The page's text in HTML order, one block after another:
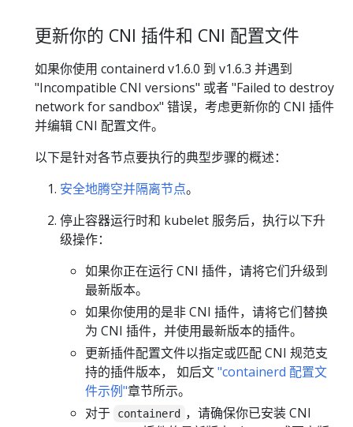
更新你的 CNI 插件和 CNI 配置文件
如果你使用 containerd v1.6.0 到 v1.6.3 并遇到
"Incompatible CNI versions" 或者 "Failed to destroy
network for sandbox" 错误，考虑更新你的 CNI 插件
并编辑 CNI 配置文件。
以下是针对各节点要执行的典型步骤的概述：
安全地腾空并隔离节点。
停止容器运行时和 kubelet 服务后，执行以下升
级操作：
如果你正在运行 CNI 插件，请将它们升级到
最新版本。
如果你使用的是非 CNI 插件，请将它们替换
为 CNI 插件，并使用最新版本的插件。
更新插件配置文件以指定或匹配 CNI 规范支
持的插件版本， 如后文"containerd 配置文
件示例"章节所示。
对于
containerd
，请确保你已安装 CNI